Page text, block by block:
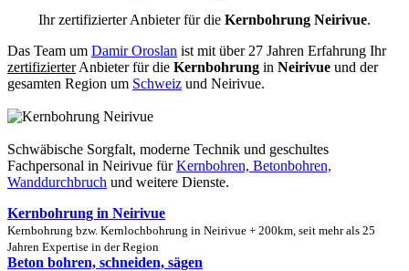
Ihr zertifizierter Anbieter für die Kernbohrung Neirivue.
Das Team um Damir Oroslan ist mit über 27 Jahren Erfahrung Ihr
zertifizierterAnbieter für die Kernbohrung in Neirivue und der
gesamten Region um Schweiz und Neirivue.
Schwäbische Sorgfalt, moderne Technik und geschultes
Fachpersonal in Neirivue fürKernbohren, Betonbohren,
Wanddurchbruch und weitere Dienste.
Kernbohrung in Neirivue
Kernbohrung bzw. Kernlochbohrung in Neirivue + 200km, seit mehr als 25
Jahren Expertise in der Region
Beton bohren, schneiden, sägen